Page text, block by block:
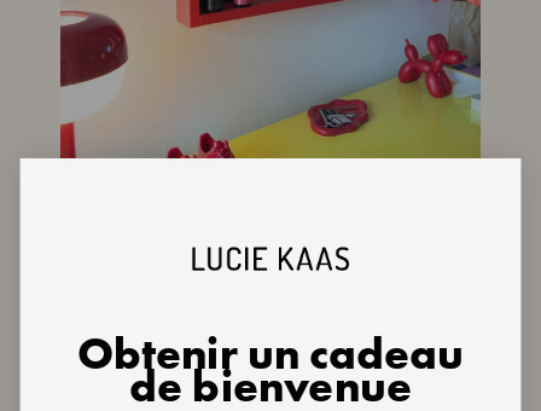
Obtenir un cadeau
de bienvenue